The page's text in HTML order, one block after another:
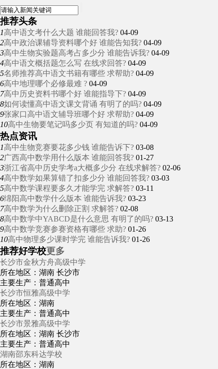
推荐头条
1高中语文考什么大题 谁能回答我? 04-09
2高中政治课辅导资料哪个好 谁能告知我? 04-09
3高中生物实验题高考占多少分 谁能告诉我? 04-09
4高中语文概括题怎么写 在线求回答? 04-09
5名师推荐高中语文书籍有哪些 求帮助? 04-09
6高中地理哪个必修最难 ? 04-09
7高中历史资料书哪个好 谁能指导下? 04-09
8如何读懂高中语文课文背诵 有明了的吗? 04-09
9张家口高中语文辅导班哪个好 求帮助? 04-09
10高中生物要笔记吗多少页 有知道的吗? 04-09
热点资讯
1高中生物竞赛要花多少钱 谁能告诉下? 03-08
2广西高中数学用什么版本 谁能回答我? 01-27
3浙江省高中历史学考a大概多少分 在线求解答? 02-06
4高中数学如果算错了扣多少分 谁能回答我? 03-03
5高中数学课程要多久才能学完 求解答? 03-11
6绵阳高中数学什么版本 谁能告诉我? 03-23
7高中数学为什么删除正割 求解答? 02-08
8高中数学中YABCD是什么意思 有明了的吗? 03-13
9高中数学竞赛参赛资格有哪些 求助? 01-26
10高中物理多少课时学完 谁能告诉我? 01-26
推荐好学校更多
长沙市金秋方舟高级中学
所在地区：湖南 长沙市
主要生产：普通高中
长沙市恒雅高级中学
所在地区：湖南
主要生产：普通高中
长沙市景雅高级中学
所在地区：湖南 长沙市
主要生产：普通高中
湖南邵东科达学校
所在地区：湖南